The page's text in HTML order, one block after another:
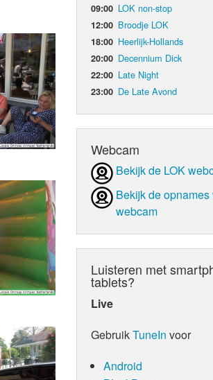
Orgaan
09:00 LOK non-stop
12:00 Broodje LOK
18:00 Heerlijk-Hollands
20:00 Decennium Dick
22:00 Late Night
23:00 De Late Avond
Webcam
Bekijk de LOK
Bekijk de opnames
webcam
Luisteren met
tablets?
Live
GebruikTuneIn voor
Android